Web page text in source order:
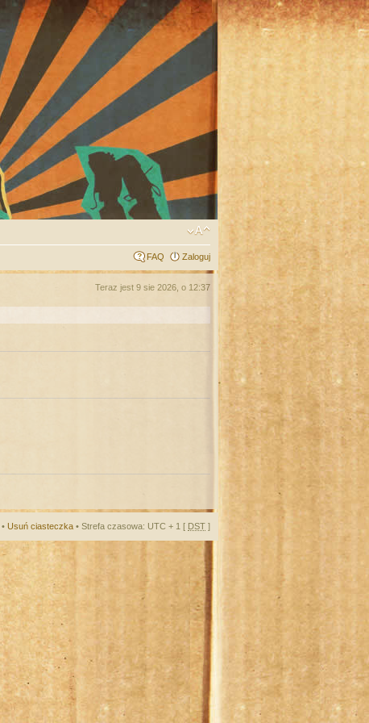
FAQ Zaloguj
Teraz jest 9 sie 2026, o 12:37
• Usuń ciasteczka • Strefa czasowa: UTC + 1 [ DST ]